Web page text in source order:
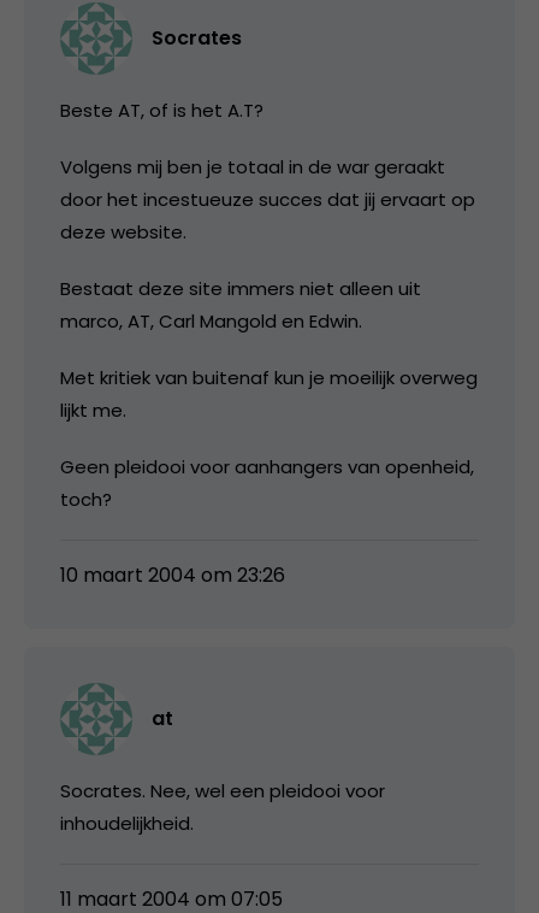
Socrates
Beste AT, of is het A.T?
Volgens mij ben je totaal in de war geraakt
door het incestueuze succes dat jij ervaart op
deze website.
Bestaat deze site immers niet alleen uit
marco, AT, Carl Mangold en Edwin.
Met kritiek van buitenaf kun je moeilijk overweg
lijkt me.
Geen pleidooi voor aanhangers van openheid,
toch?
10 maart 2004 om 23:26
at
Socrates. Nee, wel een pleidooi voor
inhoudelijkheid.
11 maart 2004 om 07:05